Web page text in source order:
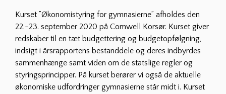
Kurset ”Økonomistyring for gymnasierne” afholdes den
22.-23. september 2020 på Comwell Korsør. Kurset giver
redskaber til en tæt budgettering og budgetopfølgning,
indsigt i årsrapportens bestanddele og deres indbyrdes
sammenhænge samt viden om de statslige regler og
styringsprincipper. På kurset berører vi også de aktuelle
økonomiske udfordringer gymnasierne står midt i. Kurset